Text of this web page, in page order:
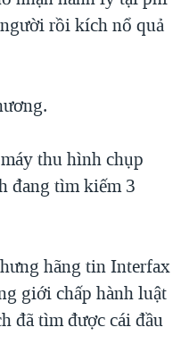
rồi kích nổ quả
thu hình chụp
đang tìm kiếm 3
hãng tin Interfax
giới chấp hành luật
đã tìm được cái đầu